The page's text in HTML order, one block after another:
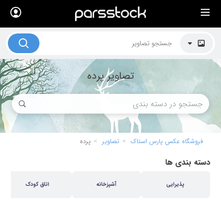
تصاویر پرده
فروشگاه عکس پارس استاک تصاویر پرده
دسته بندی ها
پذیرایی آشپزخانه اتاق کودک
× لیست قیمت ها
کاربرد تصاویر
موضوعات تصاویر
دکوراسیون و فضاها
هنرمندان ایرانی
کسب درآمد از فروش تصاویر
بلاگ پارس استاک